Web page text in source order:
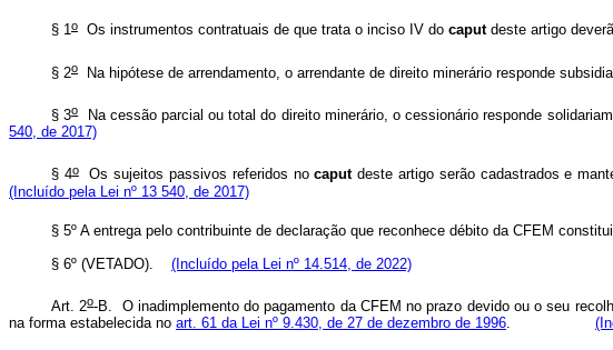
§ 1o Os instrumentos contratuais de que trata o inciso IV do caputdeste artigo
§ 2o Na hipótese de arrendamento, o arrendante de direito minerário responde
§ 3oNa cessão parcial ou total do direito minerário, o cessionário responde
540, de 2017)
§ 4oOs sujeitos passivos referidos nocaputdeste artigo serão cadastrados e
(Incluído pela Lei nº 13 540, de 2017)
§ 5º A entrega pelo contribuinte de declaração que reconhece débito da CFEM
§ 6º (VETADO). (Incluído pela Lei nº 14.514, de 2022)
Art. 2o-B. O inadimplemento do pagamento da CFEM no prazo devido ou o seu
na forma estabelecida no art. 61 da Lei nº 9.430, de 27 de dezembro de 1996